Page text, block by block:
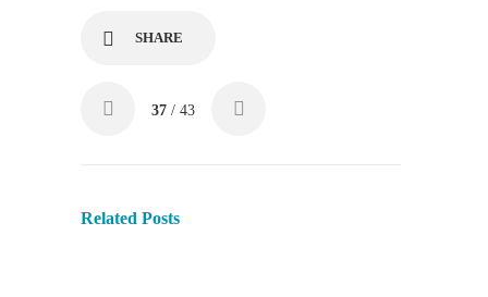
SHARE
37 / 43
Related Posts